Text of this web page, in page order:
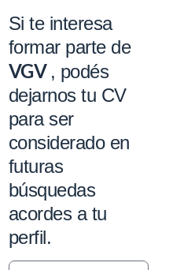
Si te interesa
formar parte de
VGV , podés
dejarnos tu CV
para ser
considerado en
futuras
búsquedas
acordes a tu
perfil.